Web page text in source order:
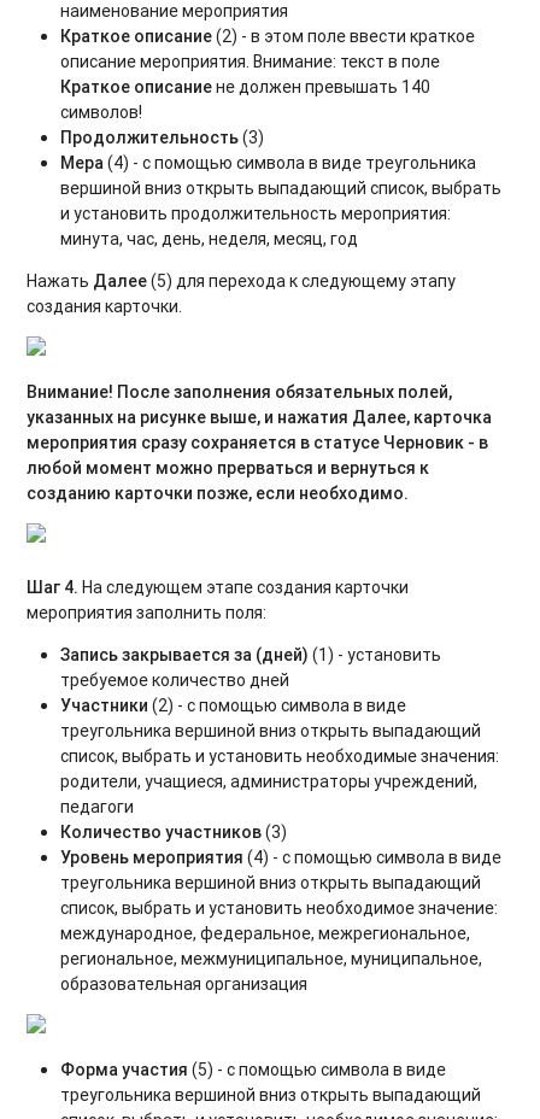
наименование мероприятия
Краткое описание(2) - в этом поле ввести краткое
описание мероприятия. Внимание: текст в поле
Краткое описаниене должен превышать 140
символов!
Продолжительность(3)
Мера(4) - с помощью символа в виде треугольника
вершиной вниз открыть выпадающий список, выбрать
и установить продолжительность мероприятия:
минута, час, день, неделя, месяц, год
Нажать Далее(5) для перехода к следующему этапу
создания карточки.
Внимание! После заполнения обязательных полей,
указанных на рисунке выше, и нажатия Далее, карточка
мероприятия сразу сохраняется в статусе Черновик - в
любой момент можно прерваться и вернуться к
созданию карточки позже, если необходимо.
Шаг 4.На следующем этапе создания карточки
мероприятия заполнить поля:
Запись закрывается за (дней) (1) - установить
требуемое количество дней
Участники (2) - с помощью символа в виде
треугольника вершиной вниз открыть выпадающий
список, выбрать и установить необходимые значения:
родители, учащиеся, администраторы учреждений,
педагоги
Количество участников(3)
Уровень мероприятия (4) - с помощью символа в виде
треугольника вершиной вниз открыть выпадающий
список, выбрать и установить необходимое значение:
международное, федеральное, межрегиональное,
региональное, межмуниципальное, муниципальное,
образовательная организация
Форма участия (5) - с помощью символа в виде
треугольника вершиной вниз открыть выпадающий